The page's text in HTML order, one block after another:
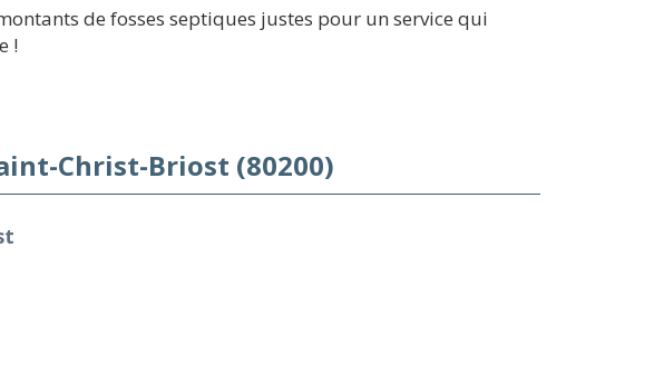
de fosses septiques justes pour un service qui
!
Christ-Briost (80200)